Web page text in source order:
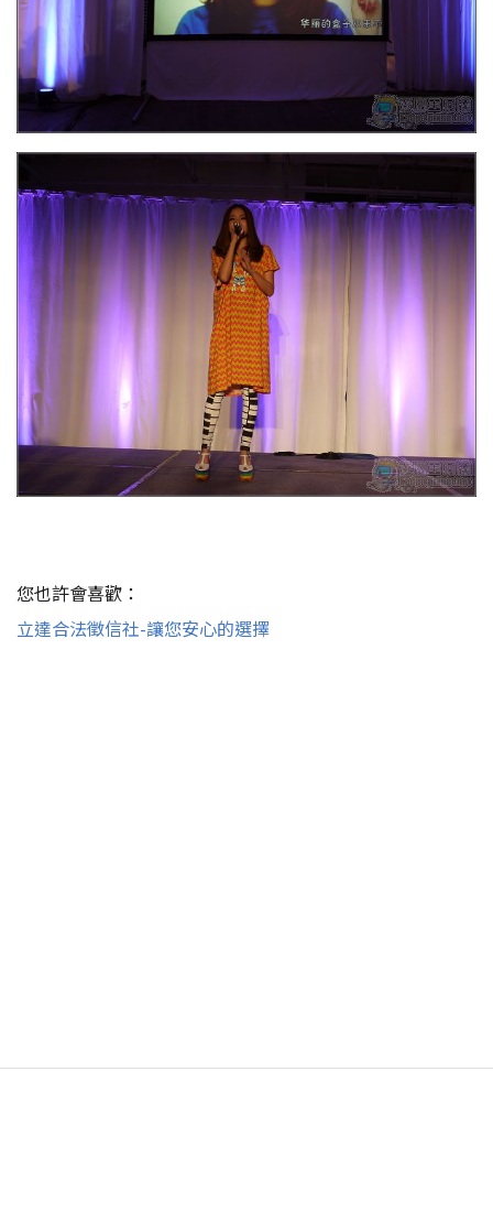
您也許會喜歡：
立達合法徵信社-讓您安心的選擇